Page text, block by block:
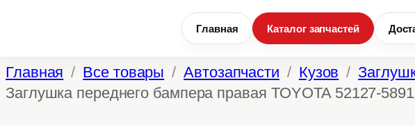
Перейти
к
Главная Каталог запчастей
Главная Все товары Автозапчасти Кузов
Заглушка переднего бампера правая TOYOTA 52127-